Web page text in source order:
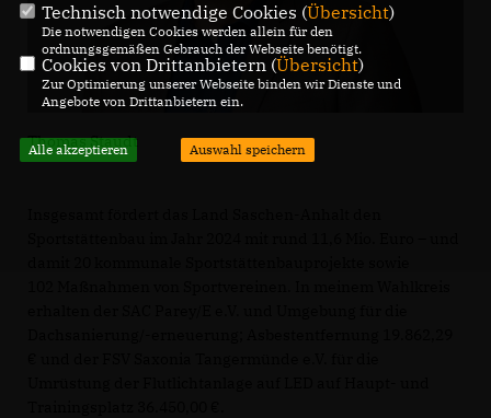
Thomas Staudt
Technisch notwendige Cookies (Übersicht)
Die notwendigen Cookies werden allein für den
ordnungsgemäßen Gebrauch der Webseite benötigt.
Cookies von Drittanbietern (Übersicht)
Zur Optimierung unserer Webseite binden wir Dienste und
Angebote von Drittanbietern ein.
Alle akzeptieren Auswahl speichern